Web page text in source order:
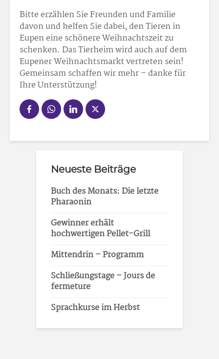
Bitte erzählen Sie Freunden und Familie
davon und helfen Sie dabei, den Tieren in
Eupen eine schönere Weihnachtszeit zu
schenken. Das Tierheim wird auch auf dem
Eupener Weihnachtsmarkt vertreten sein!
Gemeinsam schaffen wir mehr – danke für
Ihre Unterstützung!
Neueste Beiträge
Buch des Monats: Die letzte
Pharaonin
Gewinner erhält
hochwertigen Pellet-Grill
Mittendrin – Programm
Schließungstage – Jours de
fermeture
Sprachkurse im Herbst